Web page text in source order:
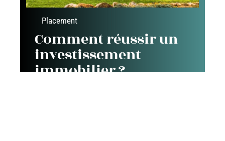
Placement
Comment réussir un
investissement
immobilier ?